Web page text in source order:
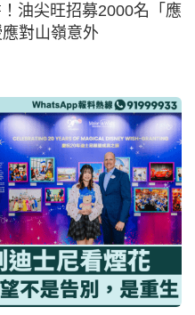
油尖旺招募2000名「應
對山嶺意外